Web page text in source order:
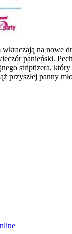
na
panieński.
striptizera,
panny